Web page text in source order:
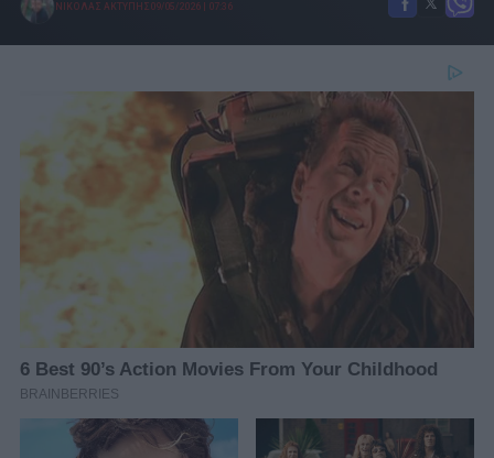
ΝΙΚΟΛΑΣ ΑΚΤΥΠΗΣ 09/05/2026 07:36